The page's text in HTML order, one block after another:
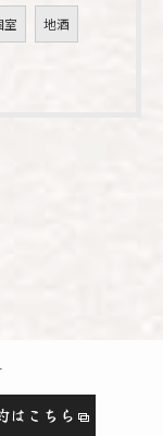
室 地酒
はこちら